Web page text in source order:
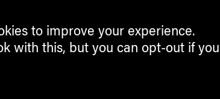
to improve your experience.
with this, but you can opt-out if